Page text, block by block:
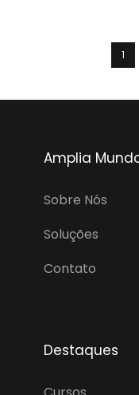
1
Amplia
Sobre Nós
Soluções
Contato
Destaques